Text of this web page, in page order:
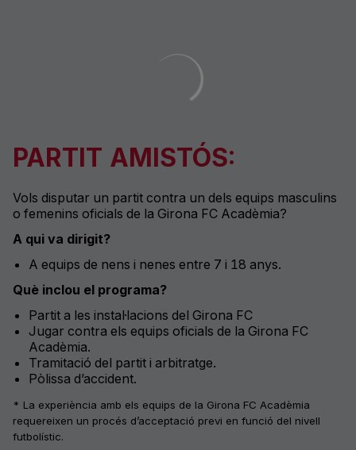
PARTIT AMISTÓS:
Vols disputar un partit contra un dels equips masculins
o femenins oficials de la Girona FC Acadèmia?
A qui va dirigit?
A equips de nens i nenes entre 7 i 18 anys.
Què inclou el programa?
Partit a les instal·lacions del Girona FC
Jugar contra els equips oficials de la Girona FC
Acadèmia.
Tramitació del partit i arbitratge.
Pòlissa d’accident.
* La experiència amb els equips de la Girona FC Acadèmia
requereixen un procés d’acceptació previ en funció del nivell
futbolístic.